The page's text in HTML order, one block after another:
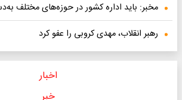
مخبر: باید اداره کشور در حوزه‌های مختلف
رهبر انقلاب، مهدی کروبی را عفو کرد
اخبار
خبر